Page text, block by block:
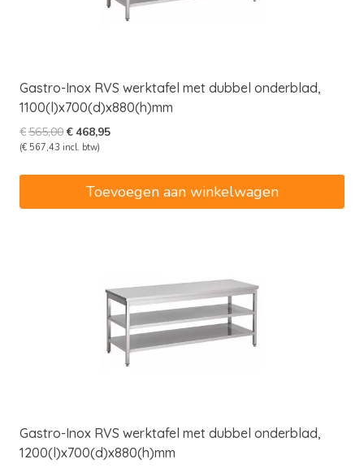
Gastro-Inox RVS werktafel met dubbel onderblad,
1100(l)x700(d)x880(h)mm
€565,00Oorspronkelijke
prijs
€565,00.
€468,95Huidige
(€ 567,43 incl. btw)
Toevoegen aan winkelwagen
Gastro-Inox RVS werktafel met dubbel onderblad,
1200(l)x700(d)x880(h)mm